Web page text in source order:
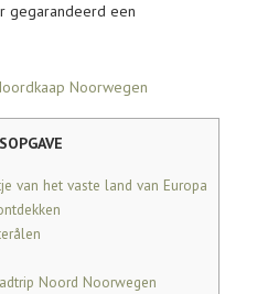
gegarandeerd een
van het vaste land van Europa
Noord Noorwegen